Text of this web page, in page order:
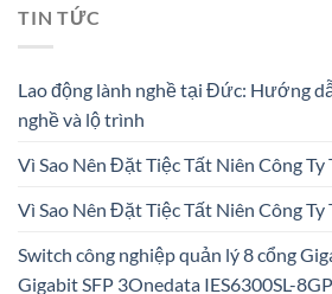
TIN TỨC
Lao động lành nghề tại Đức: Hướng
nghề và lộ trình
Vì Sao Nên Đặt Tiệc Tất Niên Công Ty
Vì Sao Nên Đặt Tiệc Tất Niên Công Ty
Switch công nghiệp quản lý 8 cổng
Gigabit SFP 3Onedata IES6300SL-